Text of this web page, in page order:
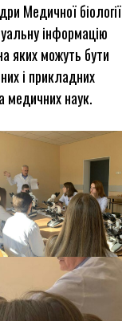
Медичної біології
інформацію
яких можуть бути
і прикладних
медичних наук.